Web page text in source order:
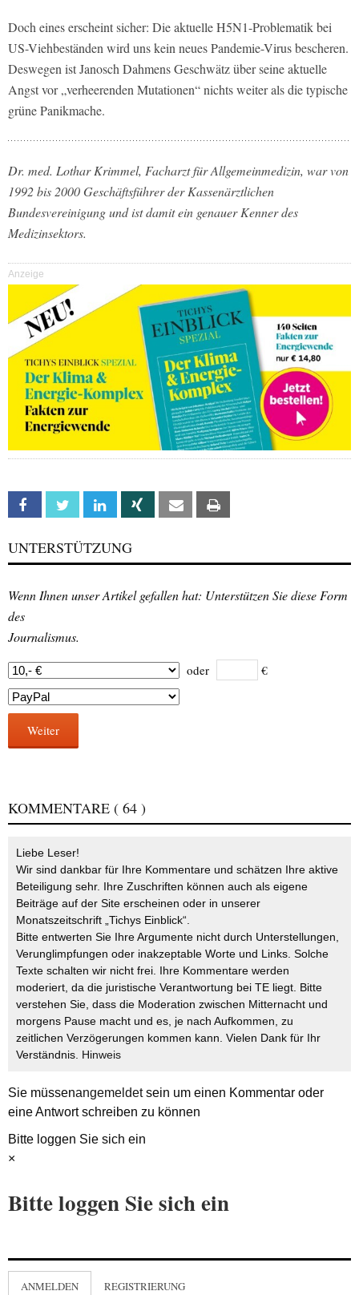
Doch eines erscheint sicher: Die aktuelle H5N1-Problematik bei
US-Viehbeständen wird uns kein neues Pandemie-Virus bescheren.
Deswegen ist Janosch Dahmens Geschwätz über seine aktuelle
Angst vor „verheerenden Mutationen“ nichts weiter als die typische
grüne Panikmache.
Dr. med. Lothar Krimmel, Facharzt für Allgemeinmedizin, war von
1992 bis 2000 Geschäftsführer der Kassenärztlichen
Bundesvereinigung und ist damit ein genauer Kenner des
Medizinsektors.
Anzeige
Facebook Twitter Linkedin Xing Email
UNTERSTÜTZUNG
Wenn Ihnen unser Artikel gefallen hat: Unterstützen Sie diese Form
des
Journalismus.
oder €
Weiter
KOMMENTARE ( 64 )
Liebe Leser!
Wir sind dankbar für Ihre Kommentare und schätzen Ihre aktive
Beteiligung sehr. Ihre Zuschriften können auch als eigene
Beiträge auf der Site erscheinen oder in unserer
Monatszeitschrift „Tichys Einblick“.
Bitte entwerten Sie Ihre Argumente nicht durch Unterstellungen,
Verunglimpfungen oder inakzeptable Worte und Links. Solche
Texte schalten wir nicht frei. Ihre Kommentare werden
moderiert, da die juristische Verantwortung bei TE liegt. Bitte
verstehen Sie, dass die Moderation zwischen Mitternacht und
morgens Pause macht und es, je nach Aufkommen, zu
zeitlichen Verzögerungen kommen kann. Vielen Dank für Ihr
Verständnis. Hinweis
Sie müssenangemeldetsein um einen Kommentar oder
eine Antwort schreiben zu können
Bitte loggen Sie sich ein
×
Bitte loggen Sie sich ein
ANMELDEN REGISTRIERUNG